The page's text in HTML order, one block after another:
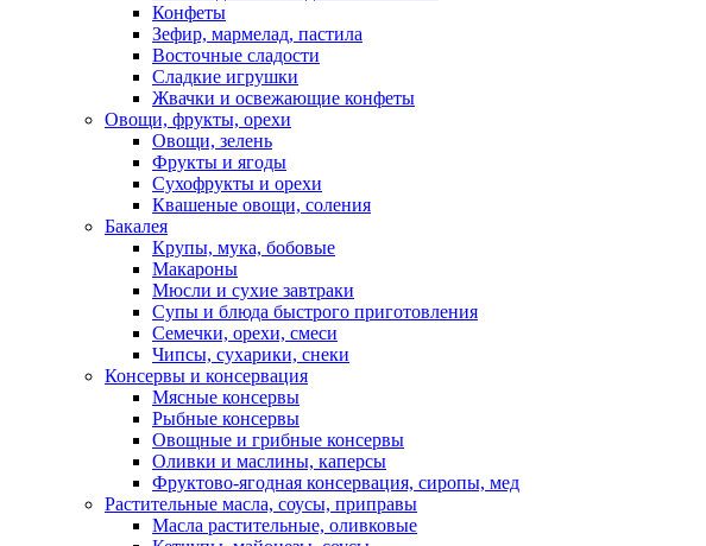
Конфеты
Зефир, мармелад, пастила
Восточные сладости
Сладкие игрушки
Жвачки и освежающие конфеты
Овощи, фрукты, орехи
Овощи, зелень
Фрукты и ягоды
Сухофрукты и орехи
Квашеные овощи, соления
Бакалея
Крупы, мука, бобовые
Макароны
Мюсли и сухие завтраки
Супы и блюда быстрого приготовления
Семечки, орехи, смеси
Чипсы, сухарики, снеки
Консервы и консервация
Мясные консервы
Рыбные консервы
Овощные и грибные консервы
Оливки и маслины, каперсы
Фруктово-ягодная консервация, сиропы, мед
Растительные масла, соусы, приправы
Масла растительные, оливковые